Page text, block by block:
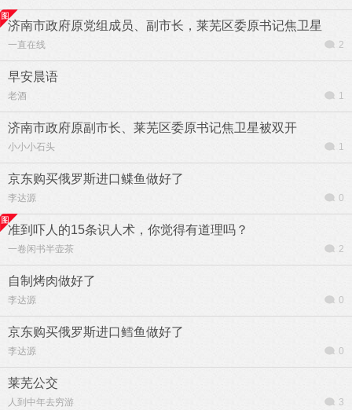
济南市政府原党组成员、副市长，莱芜区委原书记焦卫星
一直在线 2
早安晨语
老酒 1
济南市政府原副市长、莱芜区委原书记焦卫星被双开
小小小石头 1
京东购买俄罗斯进口鲽鱼做好了
李达源 0
准到吓人的15条识人术，你觉得有道理吗？
一卷闲书半壶茶 2
自制烤肉做好了
李达源 0
京东购买俄罗斯进口鳕鱼做好了
李达源 0
莱芜公交
人到中年去穷游 3